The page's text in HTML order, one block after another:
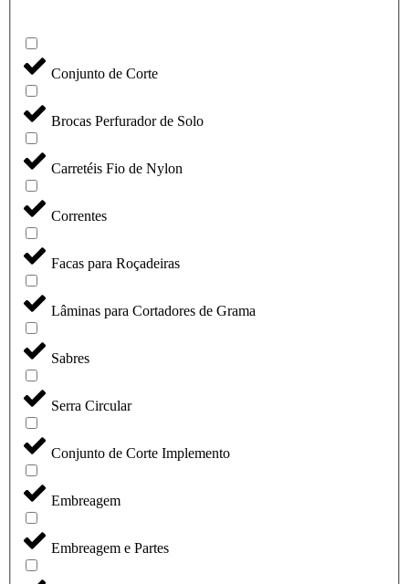
Conjunto de Corte
Brocas Perfurador de Solo
Carretéis Fio de Nylon
Correntes
Facas para Roçadeiras
Lâminas para Cortadores de Grama
Sabres
Serra Circular
Conjunto de Corte Implemento
Embreagem
Embreagem e Partes